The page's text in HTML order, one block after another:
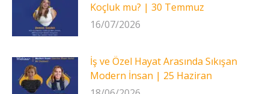
Koçluk mu? | 30 Temmuz
16/07/2026
İş ve Özel Hayat Arasında Sıkışan
Modern İnsan | 25 Haziran